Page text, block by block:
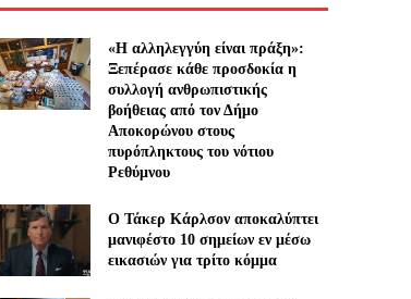
«Η αλληλεγγύη είναι πράξη»:
Ξεπέρασε κάθε προσδοκία η
συλλογή ανθρωπιστικής
βοήθειας από τον Δήμο
Αποκορώνου στους
πυρόπληκτους του νότιου
Ρεθύμνου
Ο Τάκερ Κάρλσον αποκαλύπτει
μανιφέστο 10 σημείων εν μέσω
εικασιών για τρίτο κόμμα